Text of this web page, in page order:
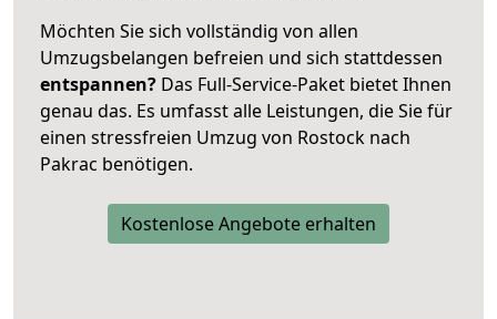
Möchten Sie sich vollständig von allen
Umzugsbelangen befreien und sich stattdessen
entspannen? Das Full-Service-Paket bietet Ihnen
genau das. Es umfasst alle Leistungen, die Sie für
einen stressfreien Umzug von Rostock nach
Pakrac benötigen.
Kostenlose Angebote erhalten